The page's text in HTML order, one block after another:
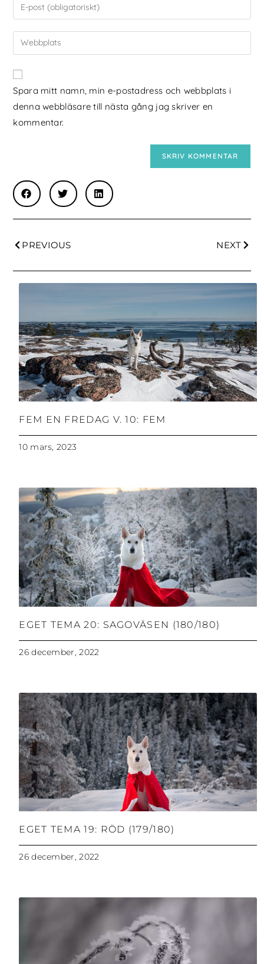
Spara mitt namn, min e-postadress och webbplats i
denna webbläsare till nästa gång jag skriver en
kommentar.
PREVIOUS NEXT
FEM EN FREDAG V. 10: FEM
10 mars, 2023
EGET TEMA 20: SAGOVÄSEN (180/180)
26 december, 2022
EGET TEMA 19: RÖD (179/180)
26 december, 2022